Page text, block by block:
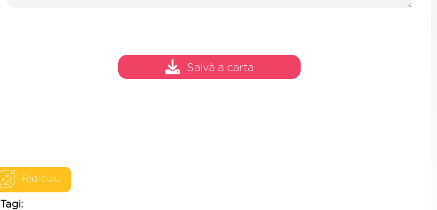
Ridiculu
Tagi:
Salvà a carta